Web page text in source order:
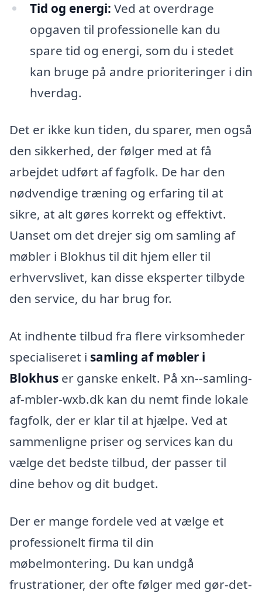
Tid og energi: Ved at overdrage
opgaven til professionelle kan du
spare tid og energi, som du i stedet
kan bruge på andre prioriteringer i din
hverdag.
Det er ikke kun tiden, du sparer, men også
den sikkerhed, der følger med at få
arbejdet udført af fagfolk. De har den
nødvendige træning og erfaring til at
sikre, at alt gøres korrekt og effektivt.
Uanset om det drejer sig om samling af
møbler i Blokhus til dit hjem eller til
erhvervslivet, kan disse eksperter tilbyde
den service, du har brug for.
At indhente tilbud fra flere virksomheder
specialiseret i samling af møbler i
Blokhus er ganske enkelt. På xn--samling-
af-mbler-wxb.dk kan du nemt finde lokale
fagfolk, der er klar til at hjælpe. Ved at
sammenligne priser og services kan du
vælge det bedste tilbud, der passer til
dine behov og dit budget.
Der er mange fordele ved at vælge et
professionelt firma til din
møbelmontering. Du kan undgå
frustrationer, der ofte følger med gør-det-